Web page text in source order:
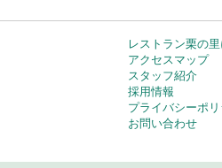
レストラン栗の
アクセスマップ
スタッフ紹介
採用情報
プライバシーポ
お問い合わせ